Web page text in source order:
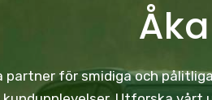
partner för smidiga och